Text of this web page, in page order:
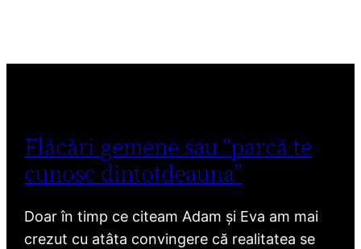
Flăcări gemene sau “parcă te
cunosc dintotdeauna”
Doar în timp ce citeam Adam și Eva am mai
crezut cu atâta convingere că realitatea se